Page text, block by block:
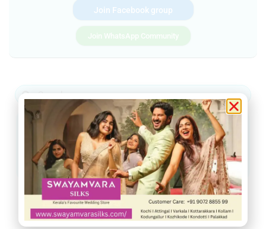
Join Facebook group
Join WhatsApp Community
ആറ്റിങ്ങൽ വർക്കല ചിറയിൻകീഴ്
നെടുമങ്ങാട് വാമനപുരം കാട്ടാക്കട
അരുവിക്കര ചുറ്റുവട്ടം ഇൻഫോ